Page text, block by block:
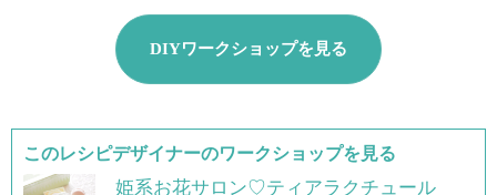
DIYワークショップを見る
このレシピデザイナーのワークショップを見る
姫系お花サロン♡ティアラクチュール